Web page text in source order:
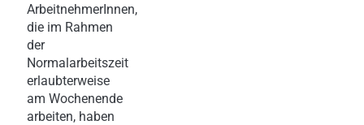
ArbeitnehmerInnen,
die im Rahmen
der
Normalarbeitszeit
erlaubterweise
am Wochenende
arbeiten, haben